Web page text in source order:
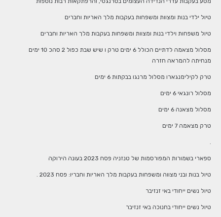
טיול ילדי בנות ומצוות ומשפחות בעקבות מלך האריות וחברים
טיול משפחות וילדי בנות ומצוות ומשפחות בעקבות מלך האריות וחברים
מסלול מצאמה לדתיים הכולל 6 ימים טרק ו שיש שבת כפול 2 סהכ 10 ימים
מנחיתה להמראה חזרה
טרק לקילימנגארו מסלול מרנגו בבקתות 6 ימים
מסלול רונגאי 6 ימים
מסלול מצאנה 6 ימים
טרק מצאמה 7 ימים
.
ספארי בשמורות המפורסמות של טנזניה פסח 2023 בעונה הירוקה
טיול בנות ובני מצווה ומשפחות בעקבות מלך האריות וחבריו: פסח 2023 .
טיול נשים ייחודי באי זנזיבר
טיול נשים ייחודי בחנוכה באי זנזיבר